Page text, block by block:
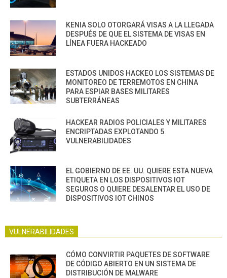
KENIA SOLO OTORGARÁ VISAS A LA LLEGADA
DESPUÉS DE QUE EL SISTEMA DE VISAS EN
LÍNEA FUERA HACKEADO
ESTADOS UNIDOS HACKEO LOS SISTEMAS DE
MONITOREO DE TERREMOTOS EN CHINA
PARA ESPIAR BASES MILITARES
SUBTERRÁNEAS
HACKEAR RADIOS POLICIALES Y MILITARES
ENCRIPTADAS EXPLOTANDO 5
VULNERABILIDADES
EL GOBIERNO DE EE. UU. QUIERE ESTA NUEVA
ETIQUETA EN LOS DISPOSITIVOS IOT
SEGUROS O QUIERE DESALENTAR EL USO DE
DISPOSITIVOS IOT CHINOS
VULNERABILIDADES
CÓMO CONVIRTIR PAQUETES DE SOFTWARE
DE CÓDIGO ABIERTO EN UN SISTEMA DE
DISTRIBUCIÓN DE MALWARE